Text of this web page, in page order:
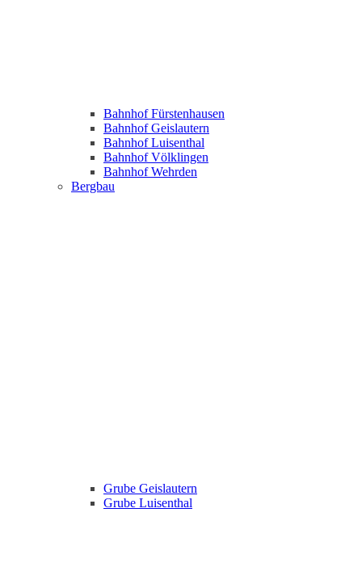
Bahnhof Fürstenhausen
Bahnhof Geislautern
Bahnhof Luisenthal
Bahnhof Völklingen
Bahnhof Wehrden
Bergbau
Grube Geislautern
Grube Luisenthal